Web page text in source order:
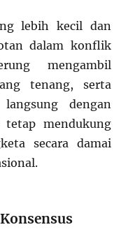
lebih kecil dan
dalam konflik
mengambil
tenang, serta
dengan
mendukung
secara damai